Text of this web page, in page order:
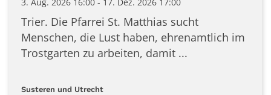
Trier. Die Pfarrei St. Matthias sucht
Menschen, die Lust haben, ehrenamtlich im
Trostgarten zu arbeiten, damit ...
Susteren und Utrecht: